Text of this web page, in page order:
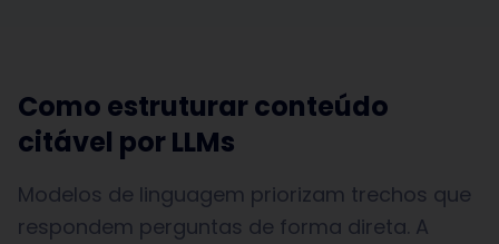
Como estruturar conteúdo
citável por LLMs
Modelos de linguagem priorizam trechos que
respondem perguntas de forma direta. A